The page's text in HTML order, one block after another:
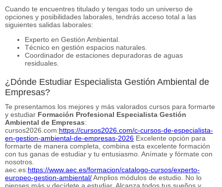
Cuando te encuentres titulado y tengas todo un universo de
opciones y posibilidades laborales, tendrás acceso total a las
siguientes salidas laborales:
Experto en Gestión Ambiental.
Técnico en gestión espacios naturales.
Coordinador de estaciones depuradoras de aguas
residuales.
¿Dónde Estudiar Especialista Gestión Ambiental de
Empresas?
Te presentamos los mejores y más valorados cursos para formarte
y estudiar Formación Profesional Especialista Gestión
Ambiental de Empresas:
cursos2026.com:https://cursos2026.com/c-cursos-de-especialista-
en-gestion-ambiental-de-empresas-2026 Excelente opción para
formarte de manera completa, combina esta excelente formación
con tus ganas de estudiar y tu entusiasmo. Anímate y fórmate con
nosotros.
aec.es:https://www.aec.es/formacion/catalogo-cursos/experto-
europeo-gestion-ambiental/Amplios módulos de estudio. No lo
pienses más y decídete a estudiar. Alcanza todos tus sueños y